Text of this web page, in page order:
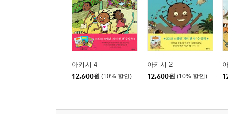
아키시 4
12,600원 (10% 할인)
아키시 2
12,600원 (10% 할인)